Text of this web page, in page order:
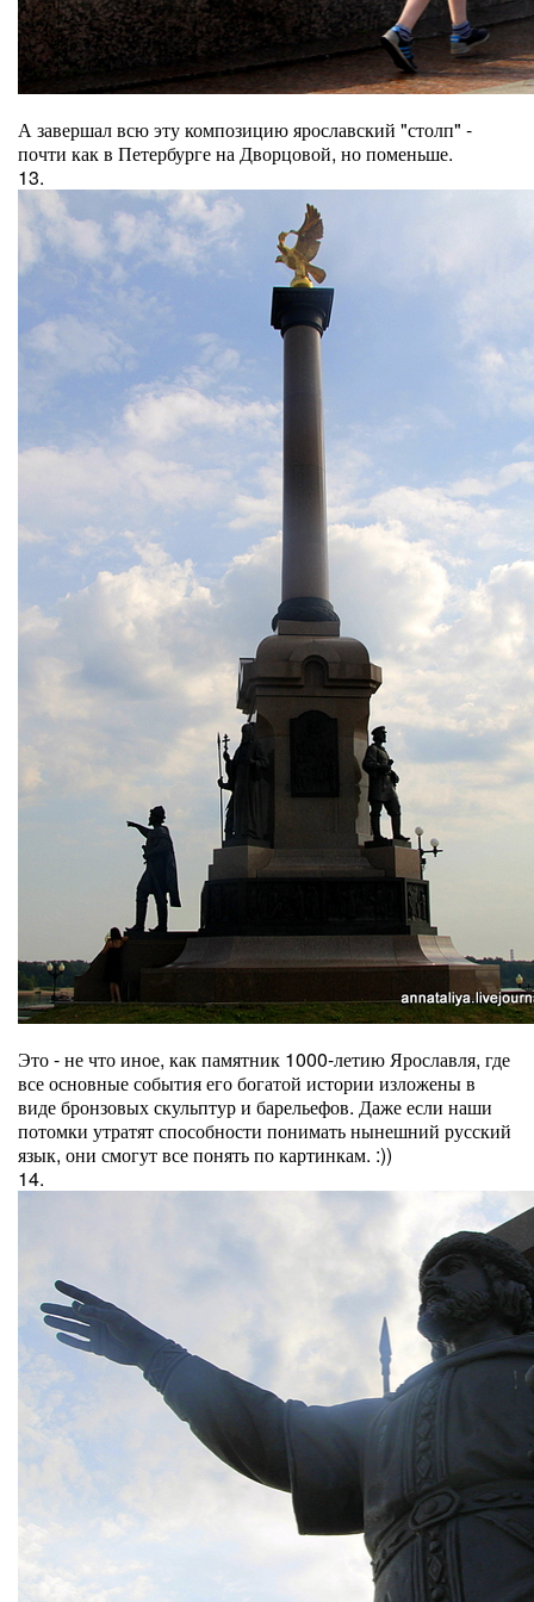
А завершал всю эту композицию ярославский "столп" -
почти как в Петербурге на Дворцовой, но поменьше.
13.
Это - не что иное, как памятник 1000-летию Ярославля, где
все основные события его богатой истории изложены в
виде бронзовых скульптур и барельефов. Даже если наши
потомки утратят способности понимать нынешний русский
язык, они смогут все понять по картинкам. :))
14.